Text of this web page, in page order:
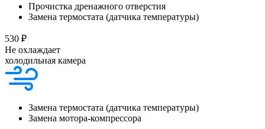
Прочистка дренажного отверстия
Замена термостата (датчика температуры)
530 ₽
Не охлаждает
холодильная камера
Замена термостата (датчика температуры)
Замена мотора-компрессора